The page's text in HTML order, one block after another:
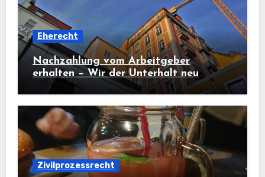
Eherecht
Nachzahlung vom Arbeitgeber
erhalten – Wir der Unterhalt neu
berechnet?
Zivilprozessrecht